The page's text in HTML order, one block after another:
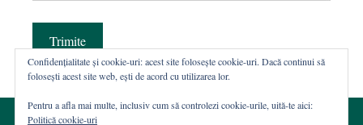
Trimite
Confidențialitate și cookie-uri: acest site folosește cookie-uri. Dacă continui să
folosești acest site web, ești de acord cu utilizarea lor.
Pentru a afla mai multe, inclusiv cum să controlezi cookie-urile, uită-te aici:
Politică cookie-uri